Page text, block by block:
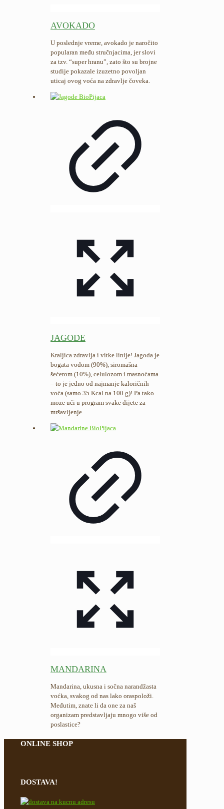
AVOKADO
U poslednje vreme, avokado je naročito
popularan među stručnjacima, jer slovi
za tzv. “super hranu”, zato što su brojne
studije pokazale izuzetno povoljan
uticaj ovog voća na zdravlje čoveka.
JAGODE
Kraljica zdravlja i vitke linije! Jagoda je
bogata vodom (90%), siromašna
šećerom (10%), celulozom i masnoćama
– to je jedno od najmanje kaloričnih
voća (samo 35 Kcal na 100 g)! Pa tako
moze ući u program svake dijete za
mršavljenje.
MANDARINA
Mandarina, ukusna i sočna narandžasta
voćka, svakog od nas lako oraspoloži.
Međutim, znate li da one za naš
organizam predstavljaju mnogo više od
poslastice?
ONLINE SHOP
DOSTAVA!